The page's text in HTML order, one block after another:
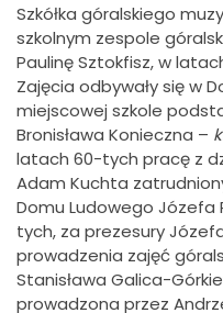
Szkółka góralskiego
szkolnym zespole
Paulinę Sztokfisz, w
Zajęcia odbywały się w
miejscowej szkole
Bronisława Konieczna –
latach 60-tych pracę z
Adam Kuchta
Domu Ludowego
tych, za prezesury
prowadzenia zajęć
Stanisława Galica-
prowadzona przez